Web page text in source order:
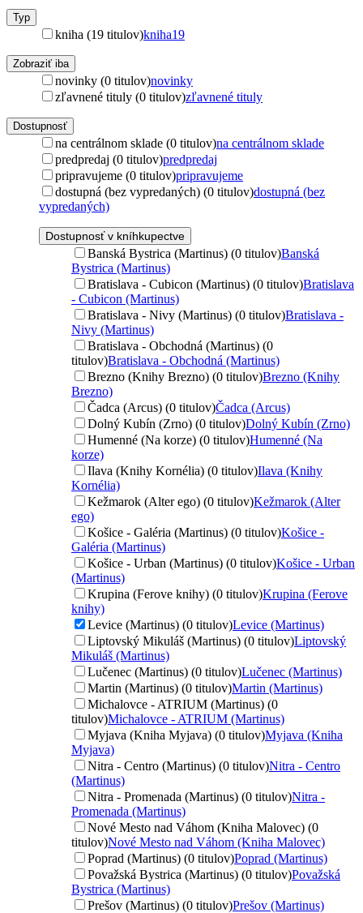
Typ
kniha (19 titulov)kniha19
Zobraziť iba
novinky (0 titulov)novinky
zľavnené tituly (0 titulov)zľavnené tituly
Dostupnosť
na centrálnom sklade (0 titulov)na centrálnom sklade
predpredaj (0 titulov)predpredaj
pripravujeme (0 titulov)pripravujeme
dostupná (bez vypredaných) (0 titulov)dostupná (bez
vypredaných)
Dostupnosť v kníhkupectve
Banská Bystrica (Martinus) (0 titulov)Banská
Bystrica (Martinus)
Bratislava - Cubicon (Martinus) (0 titulov)Bratislava
- Cubicon (Martinus)
Bratislava - Nivy (Martinus) (0 titulov)Bratislava -
Nivy (Martinus)
Bratislava - Obchodná (Martinus) (0
titulov)Bratislava - Obchodná (Martinus)
Brezno (Knihy Brezno) (0 titulov)Brezno (Knihy
Brezno)
Čadca (Arcus) (0 titulov)Čadca (Arcus)
Dolný Kubín (Zrno) (0 titulov)Dolný Kubín (Zrno)
Humenné (Na korze) (0 titulov)Humenné (Na
korze)
Ilava (Knihy Kornélia) (0 titulov)Ilava (Knihy
Kornélia)
Kežmarok (Alter ego) (0 titulov)Kežmarok (Alter
ego)
Košice - Galéria (Martinus) (0 titulov)Košice -
Galéria (Martinus)
Košice - Urban (Martinus) (0 titulov)Košice - Urban
(Martinus)
Krupina (Ferove knihy) (0 titulov)Krupina (Ferove
knihy)
Levice (Martinus) (0 titulov)Levice (Martinus)
Liptovský Mikuláš (Martinus) (0 titulov)Liptovský
Mikuláš (Martinus)
Lučenec (Martinus) (0 titulov)Lučenec (Martinus)
Martin (Martinus) (0 titulov)Martin (Martinus)
Michalovce - ATRIUM (Martinus) (0
titulov)Michalovce - ATRIUM (Martinus)
Myjava (Kniha Myjava) (0 titulov)Myjava (Kniha
Myjava)
Nitra - Centro (Martinus) (0 titulov)Nitra - Centro
(Martinus)
Nitra - Promenada (Martinus) (0 titulov)Nitra -
Promenada (Martinus)
Nové Mesto nad Váhom (Kniha Malovec) (0
titulov)Nové Mesto nad Váhom (Kniha Malovec)
Poprad (Martinus) (0 titulov)Poprad (Martinus)
Považská Bystrica (Martinus) (0 titulov)Považská
Bystrica (Martinus)
Prešov (Martinus) (0 titulov)Prešov (Martinus)